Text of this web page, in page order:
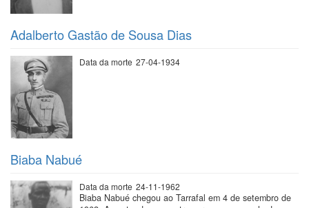
Adalberto Gastão de Sousa Dias
Data da morte 27-04-1934
Biaba Nabué
Data da morte 24-11-1962
Biaba Nabué chegou ao Tarrafal em 4 de setembro de